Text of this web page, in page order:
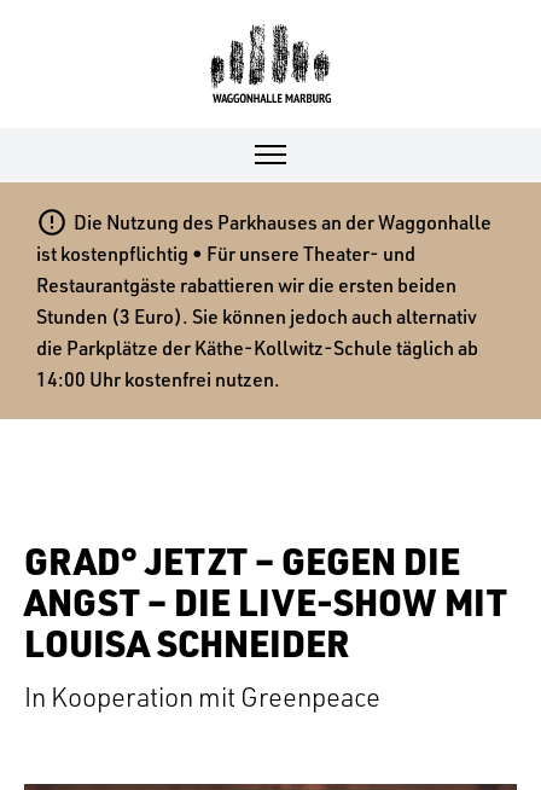
 Die Nutzung des Parkhauses an der Waggonhalle
ist kostenpflichtig • Für unsere Theater- und
Restaurantgäste rabattieren wir die ersten beiden
Stunden (3 Euro). Sie können jedoch auch alternativ
die Parkplätze der Käthe-Kollwitz-Schule täglich ab
14:00 Uhr kostenfrei nutzen.
GRAD° JETZT – GEGEN DIE
ANGST – DIE LIVE-SHOW MIT
LOUISA SCHNEIDER
In Kooperation mit Greenpeace